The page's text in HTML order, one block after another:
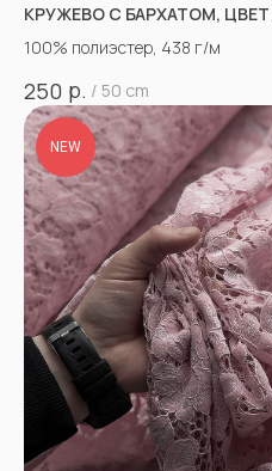
КРУЖЕВО С БАРХАТОМ,
100% полиэстер, 438 г/м
250 р. / 50 cm
NEW